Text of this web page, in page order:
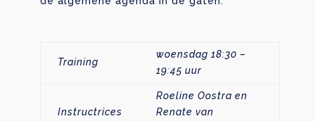
Training
woensdag 18:30 –
19:45 uur
Instructrices
Roeline Oostra en
Renate van